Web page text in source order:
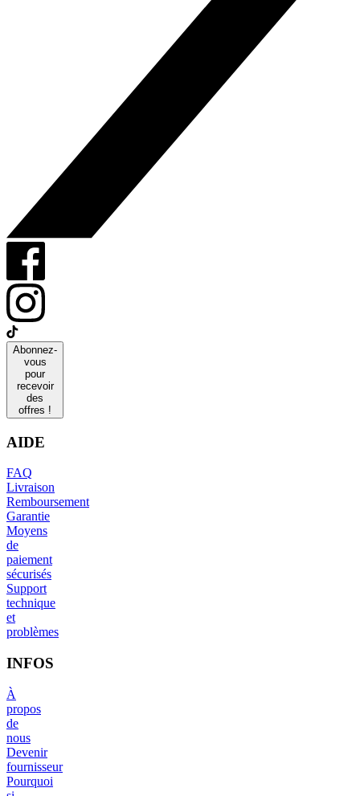
Abonnez-
vous
pour
recevoir
des
offres !
AIDE
FAQ
Livraison
Remboursement
Garantie
Moyens
de
paiement
sécurisés
Support
technique
et
problèmes
INFOS
À
propos
de
nous
Devenir
fournisseur
Pourquoi